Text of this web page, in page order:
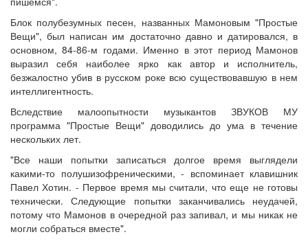
Блок полубезумных песен, названных Мамоновым "Простые
Вещи", был написан им достаточно давно и датировался, в
основном, 84-86-м годами. Именно в этот период Мамонов
выразил себя наиболее ярко как автор и исполнитель,
безжалостно убив в русском роке всю существовавшую в нем
интеллигентность.
Вследствие малоопытности музыкантов ЗВУКОВ МУ
программа "Простые Вещи" доводились до ума в течение
нескольких лет.
"Все наши попытки записаться долгое время выглядели
какими-то полушизофреническими, - вспоминает клавишник
Павел Хотин. - Первое время мы считали, что еще не готовы
технически. Следующие попытки заканчивались неудачей,
потому что Мамонов в очередной раз запивал, и мы никак не
могли собраться вместе".